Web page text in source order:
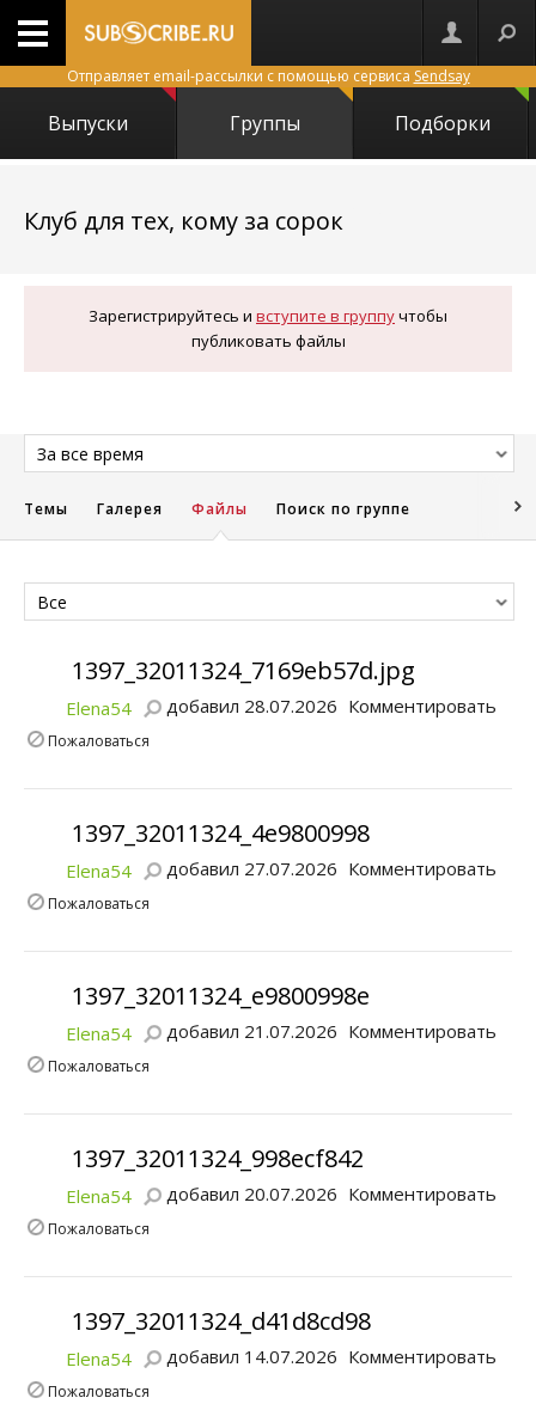
Отправляет email-рассылки с помощью сервиса Sendsay
Выпуски Группы Подборки
Клуб для тех, кому за сорок
Зарегистрируйтесь и вступите в группучтобы
публиковать файлы
За все время
Темы Галерея Файлы Поиск по группе
Все
1397_32011324_7169eb57d.jpg
Elena54 добавил 28.07.2026 Комментировать
Пожаловаться
1397_32011324_4e9800998
Elena54 добавил 27.07.2026 Комментировать
Пожаловаться
1397_32011324_e9800998e
Elena54 добавил 21.07.2026 Комментировать
Пожаловаться
1397_32011324_998ecf842
Elena54 добавил 20.07.2026 Комментировать
Пожаловаться
1397_32011324_d41d8cd98
Elena54 добавил 14.07.2026 Комментировать
Пожаловаться